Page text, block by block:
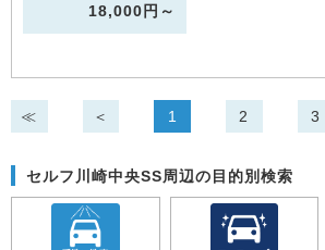
18,000円～
≪ ＜ 1 2 3
セルフ川崎中央SS周辺の目的別検索